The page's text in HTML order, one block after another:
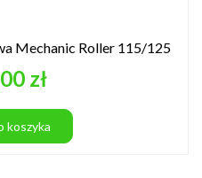
Mechanic Roller 115/125
zł
koszyka